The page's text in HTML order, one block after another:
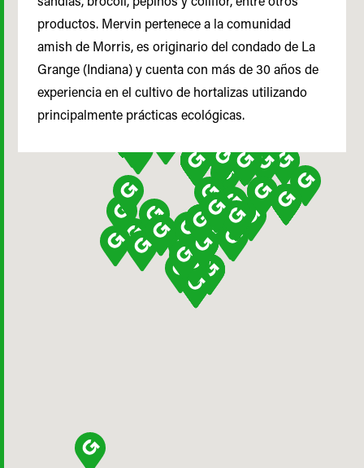
productos. Mervin pertenece a la comunidad
amish de Morris, es originario del condado de La
Grange (Indiana) y cuenta con más de 30 años de
experiencia en el cultivo de hortalizas utilizando
principalmente prácticas ecológicas.